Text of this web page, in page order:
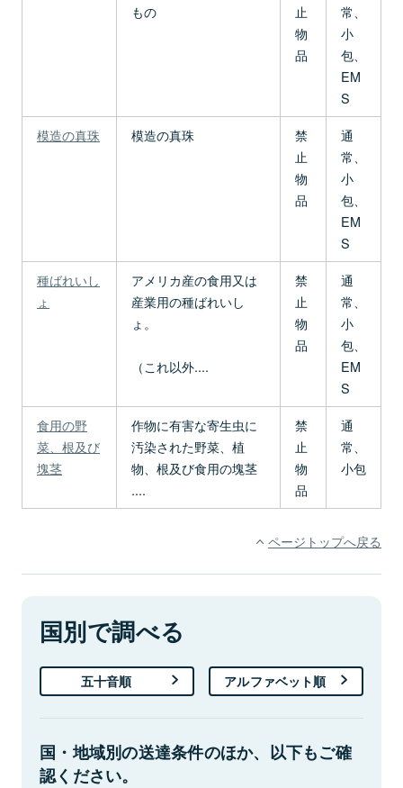
もの
止
物
品
常、
小
包、
EM
S
模造の真珠
模造の真珠
禁
止
物
品
通
常、
小
包、
EM
S
種ばれいし
ょ
アメリカ産の食用又は
産業用の種ばれいし
ょ。
（これ以外....
禁
止
物
品
通
常、
小
包、
EM
S
食用の野
菜、根及び
塊茎
作物に有害な寄生虫に
汚染された野菜、植
物、根及び食用の塊茎
....
禁
止
物
品
通
常、
小包
ページトップへ戻る
国別で調べる
五十音順 アルファベット順
国・地域別の送達条件のほか、以下もご確
認ください。